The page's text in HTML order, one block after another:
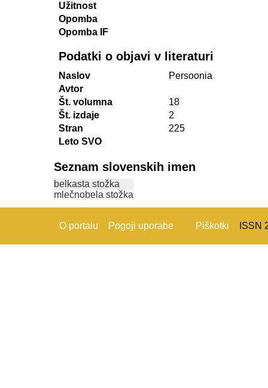
Užitnost
Opomba
Opomba IF
Podatki o objavi v literaturi
Naslov
Persoonia
Avtor
Št. volumna
18
Št. izdaje
2
Stran
225
Leto SVO
Seznam slovenskih imen
belkasta stožka
mlečnobela stožka
O portalu Pogoji uporabe Piškotki ISSN